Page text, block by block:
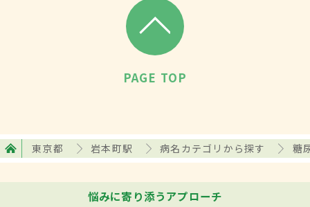
PAGE TOP
東京都 岩本町駅 病名カテゴリから探す 糖
悩みに寄り添うアプローチ